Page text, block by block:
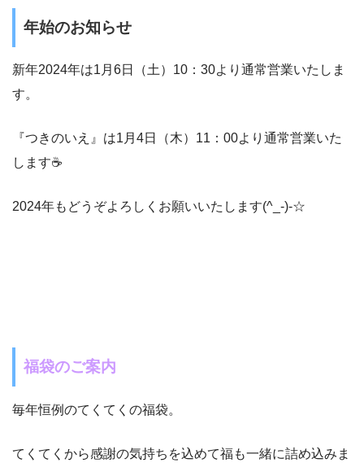
年始のお知らせ
新年2024年は1月6日（土）10：30より通常営業いたしま
す。
『つきのいえ』は1月4日（木）11：00より通常営業いた
します☕
2024年もどうぞよろしくお願いいたします(^_-)-☆
福袋のご案内
毎年恒例のてくてくの福袋。
てくてくから感謝の気持ちを込めて福も一緒に詰め込みま